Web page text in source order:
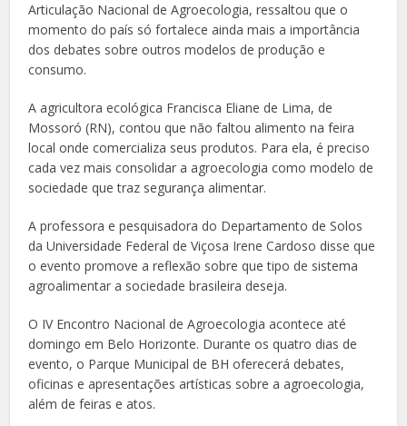
Articulação Nacional de Agroecologia, ressaltou que o
momento do país só fortalece ainda mais a importância
dos debates sobre outros modelos de produção e
consumo.
A agricultora ecológica Francisca Eliane de Lima, de
Mossoró (RN), contou que não faltou alimento na feira
local onde comercializa seus produtos. Para ela, é preciso
cada vez mais consolidar a agroecologia como modelo de
sociedade que traz segurança alimentar.
A professora e pesquisadora do Departamento de Solos
da Universidade Federal de Viçosa Irene Cardoso disse que
o evento promove a reflexão sobre que tipo de sistema
agroalimentar a sociedade brasileira deseja.
O IV Encontro Nacional de Agroecologia acontece até
domingo em Belo Horizonte. Durante os quatro dias de
evento, o Parque Municipal de BH oferecerá debates,
oficinas e apresentações artísticas sobre a agroecologia,
além de feiras e atos.